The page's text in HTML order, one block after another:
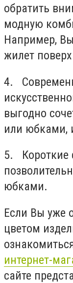
обратить
модную
Например,
жилет
4.
выгодно
или юбками,
5. Короткие
юбками.
Если Вы уже
цветом
интернет-
сайте